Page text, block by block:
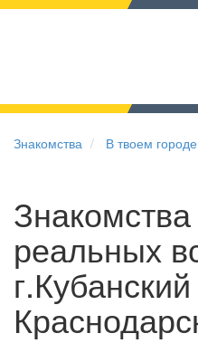
Знакомства В твоем городе
реальных